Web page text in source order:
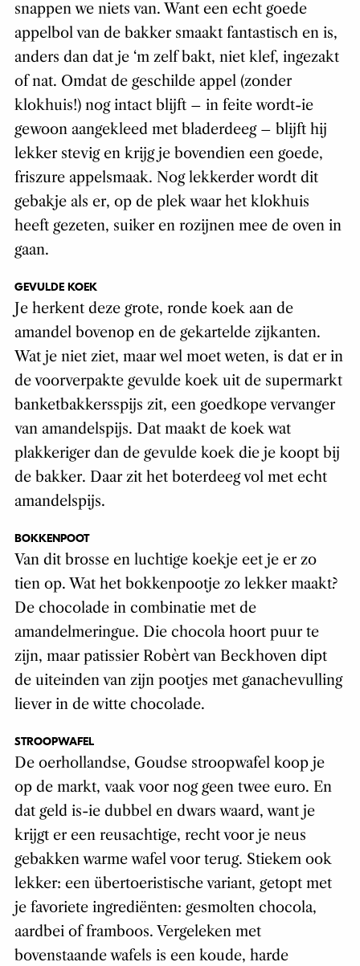
snappen we niets van. Want een echt goede
appelbol van de bakker smaakt fantastisch en is,
anders dan dat je ‘m zelf bakt, niet klef, ingezakt
of nat. Omdat de geschilde appel (zonder
klokhuis!) nog intact blijft – in feite wordt-ie
gewoon aangekleed met bladerdeeg – blijft hij
lekker stevig en krijg je bovendien een goede,
friszure appelsmaak. Nog lekkerder wordt dit
gebakje als er, op de plek waar het klokhuis
heeft gezeten, suiker en rozijnen mee de oven in
gaan.
GEVULDE KOEK
Je herkent deze grote, ronde koek aan de
amandel bovenop en de gekartelde zijkanten.
Wat je niet ziet, maar wel moet weten, is dat er in
de voorverpakte gevulde koek uit de supermarkt
banketbakkersspijs zit, een goedkope vervanger
van amandelspijs. Dat maakt de koek wat
plakkeriger dan de gevulde koek die je koopt bij
de bakker. Daar zit het boterdeeg vol met echt
amandelspijs.
BOKKENPOOT
Van dit brosse en luchtige koekje eet je er zo
tien op. Wat het bokkenpootje zo lekker maakt?
De chocolade in combinatie met de
amandelmeringue. Die chocola hoort puur te
zijn, maar patissier Robèrt van Beckhoven dipt
de uiteinden van zijn pootjes met ganachevulling
liever in de witte chocolade.
STROOPWAFEL
De oerhollandse, Goudse stroopwafel koop je
op de markt, vaak voor nog geen twee euro. En
dat geld is-ie dubbel en dwars waard, want je
krijgt er een reusachtige, recht voor je neus
gebakken warme wafel voor terug. Stiekem ook
lekker: een übertoeristische variant, getopt met
je favoriete ingrediënten: gesmolten chocola,
aardbei of framboos. Vergeleken met
bovenstaande wafels is een koude, harde